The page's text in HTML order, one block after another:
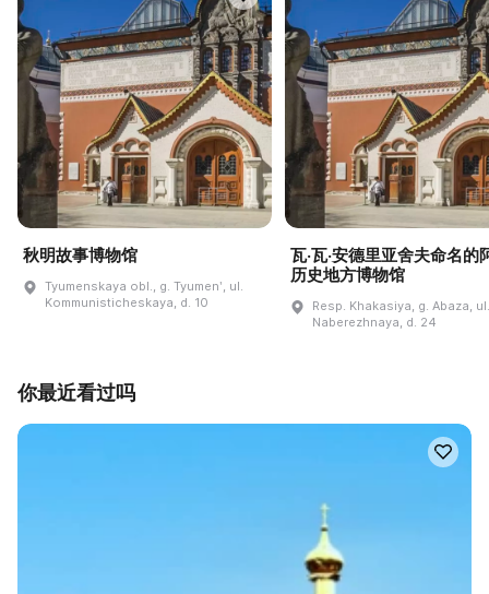
秋明故事博物馆
Tyumenskaya obl., g. Tyumenʹ, ul.
Kommunisticheskaya, d. 10
瓦·瓦·安德里亚舍夫命名的
历史地方博物馆
Resp. Khakasiya, g. Abaza, ul.
Naberezhnaya, d. 24
你最近看过吗